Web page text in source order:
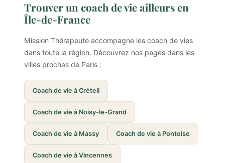
Trouver un coach de vie ailleurs en
Île-de-France
Mission Thérapeute accompagne les coach de vies
dans toute la région. Découvrez nos pages dans les
villes proches de Paris :
Coach de vie à Créteil
Coach de vie à Noisy-le-Grand
Coach de vie à Massy Coach de vie à Pontoise
Coach de vie à Vincennes